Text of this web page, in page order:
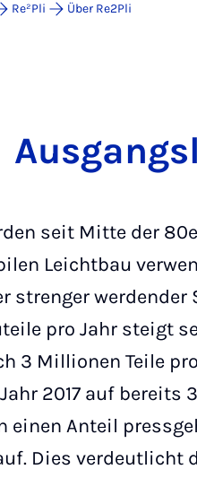
Re²Pli Über Re2Pli
seit Mitte der
Leichtbau
strenger
pro Jahr steigt
3 Millionen Teile
2017 auf bereits
Anteil
Dies verdeutlicht